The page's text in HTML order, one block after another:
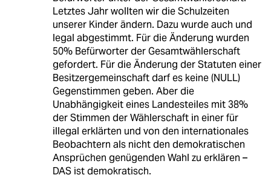
Letztes Jahr wollten wir die Schulzeiten
unserer Kinder ändern. Dazu wurde auch und
legal abgestimmt. Für die Änderung wurden
50% Befürworter der Gesamtwählerschaft
gefordert. Für die Änderung der Statuten einer
Besitzergemeinschaft darf es keine (NULL)
Gegenstimmen geben. Aber die
Unabhängigkeit eines Landesteiles mit 38%
der Stimmen der Wählerschaft in einer für
illegal erklärten und von den internationales
Beobachtern als nicht den demokratischen
Ansprüchen genügenden Wahl zu erklären –
DAS ist demokratisch.